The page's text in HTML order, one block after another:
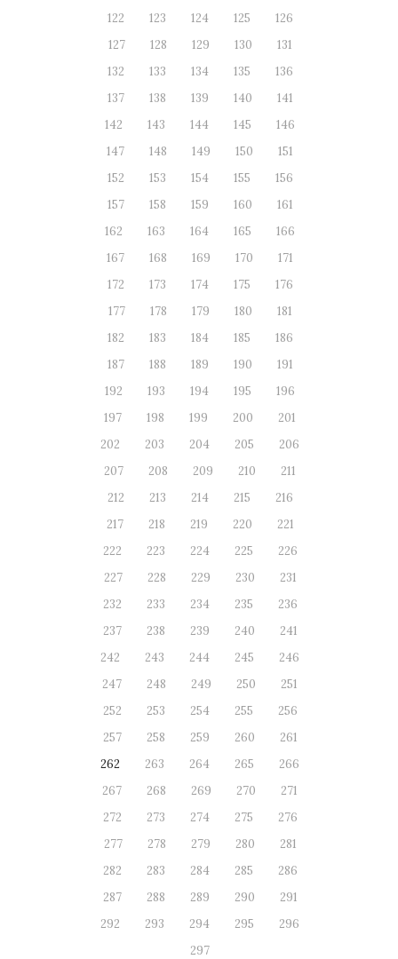
122
123 124 125
126
127
128 129 130
131
132
133 134 135
136
137
138 139 140
141
142
143 144 145
146
147
148 149 150
151
152
153 154 155
156
157
158 159 160
161
162
163 164 165
166
167
168 169 170
171
172
173 174 175
176
177
178 179 180
181
182
183 184 185
186
187
188 189 190
191
192
193 194 195
196
197
198 199 200
201
202
203 204 205
206
207
208 209 210
211
212
213 214 215
216
217
218 219 220
221
222
223 224 225
226
227
228 229 230
231
232
233 234 235
236
237
238 239 240
241
242
243 244 245
246
247
248 249 250
251
252
253 254 255
256
257
258 259 260
261
262
263 264 265
266
267
268 269 270
271
272
273 274 275
276
277
278 279 280
281
282
283 284 285
286
287
288 289 290
291
292
293 294 295
296
297